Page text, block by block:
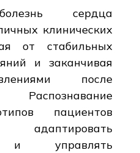
сердца
клинических
от стабильных
и заканчивая
после
Распознавание
пациентов
и управлять